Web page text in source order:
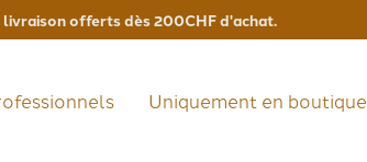
livraison offerts dès 200CHF d'achat.
Uniquement en boutique